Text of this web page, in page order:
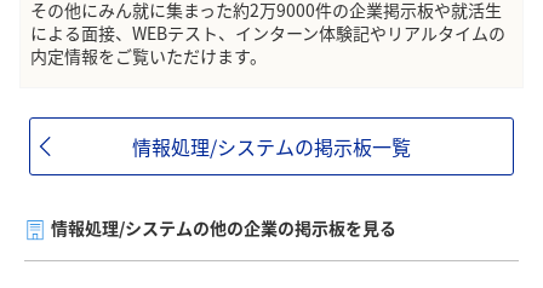
その他にみん就に集まった約2万9000件の企業掲示板や就活生
による面接、WEBテスト、インターン体験記やリアルタイムの
内定情報をご覧いただけます。
情報処理/システムの掲示板一覧
情報処理/システムの他の企業の掲示板を見る